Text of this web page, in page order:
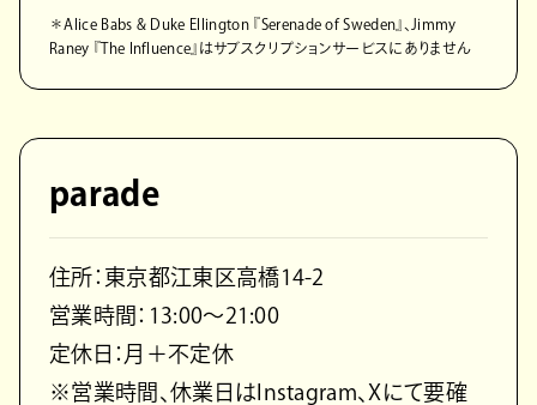
＊Alice Babs & Duke Ellington 『Serenade of Sweden』、Jimmy
Raney 『The Influence』はサブスクリプションサービスにありません
parade
住所：東京都江東区高橋14-2
営業時間：13:00〜21:00
定休日：月＋不定休
※営業時間、休業日はInstagram、Xにて要確